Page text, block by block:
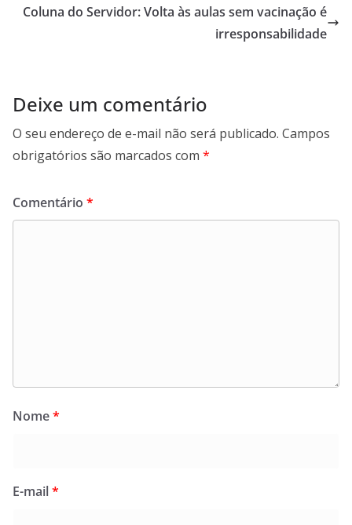
Coluna do Servidor: Volta às aulas sem vacinação é
irresponsabilidade
Deixe um comentário
O seu endereço de e-mail não será publicado. Campos
obrigatórios são marcados com *
Comentário *
Nome*
E-mail*